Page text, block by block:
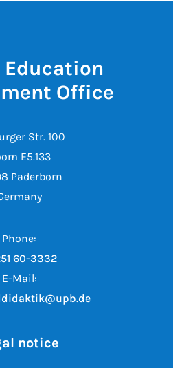
Education
Office
Str. 100
E5.133
Paderborn
Phone:
60-3332
E-Mail:
notice